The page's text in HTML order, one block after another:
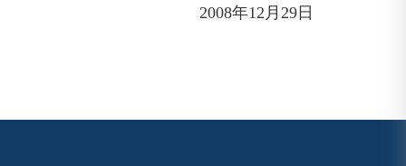
2008年12月29日